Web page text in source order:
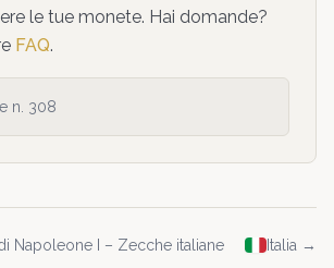
le tue monete. Hai domande?
FAQ.
n. 308
Napoleone I – Zecche italiane Italia →